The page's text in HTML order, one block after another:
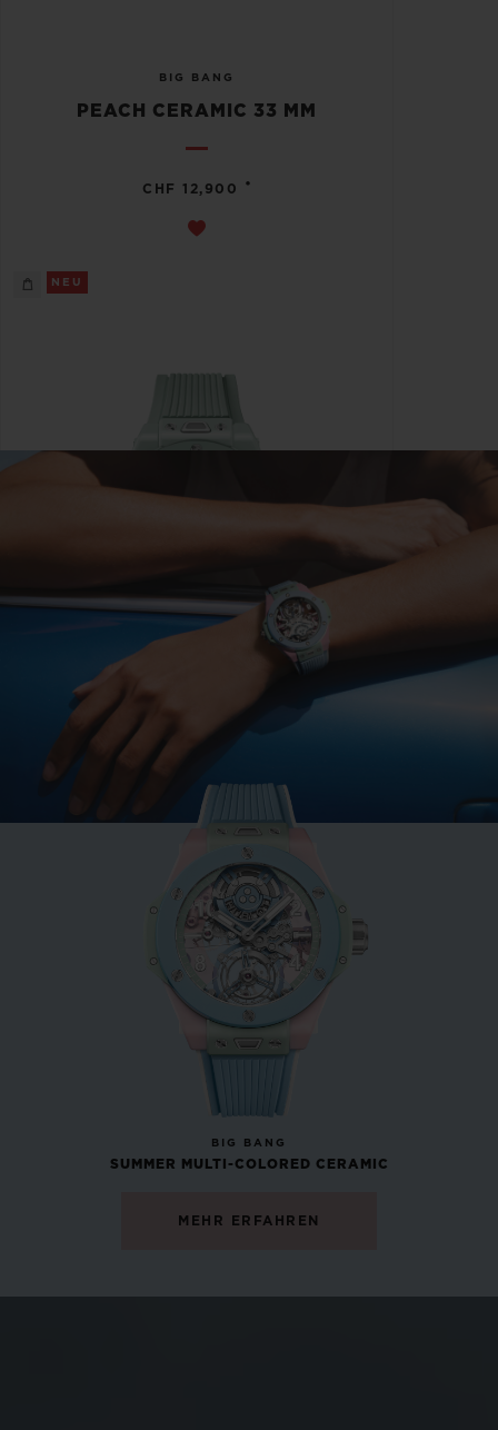
BIG BANG
PEACH CERAMIC 33 MM
CHF 12,900 •
NEU
BIG BANG
MINT GREEN CERAMIC
CHF 12,900 •
BIG BANG
SUMMER MULTI-COLORED CERAMIC
MEHR ERFAHREN